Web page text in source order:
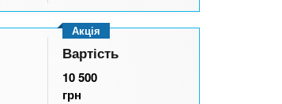
Акція
Вартість
10 500
грн